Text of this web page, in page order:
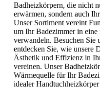
Badheizkörpern, die nicht
erwärmen, sondern auch
Unser Sortiment vereint
um Ihr Badezimmer in
verwandeln. Besuchen Sie
entdecken Sie, wie unsere
Ästhetik und Effizienz in
vereinen. Unser
Wärmequelle für Ihr
idealer